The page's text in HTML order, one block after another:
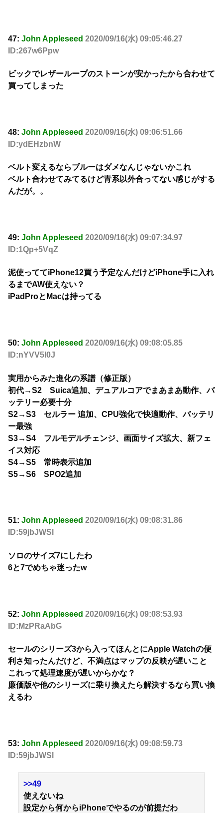
47: John Appleseed 2020/09/16(水) 09:05:46.27
ID:267w6Ppw
ビックでレザーループのストーンが安かったから合わせて
買ってしまった
48: John Appleseed 2020/09/16(水) 09:06:51.66
ID:ydEHzbnW
ベルト変えるならブルーはダメなんじゃないかこれ
ベルト合わせてみてるけど青系以外合ってない感じがする
んだが。。
49: John Appleseed 2020/09/16(水) 09:07:34.97
ID:1Qp+5VqZ
泥使っててiPhone12買う予定なんだけどiPhone手に入れ
るまでAW使えない？
iPadProとMacは持ってる
50: John Appleseed 2020/09/16(水) 09:08:05.85
ID:nYVV5l0J
実用からみた進化の系譜（修正版）
初代→S2 Suica追加、デュアルコアでまあまあ動作、バ
ッテリー必要十分
S2→S3 セルラー 追加、CPU強化で快適動作、バッテリ
ー最強
S3→S4 フルモデルチェンジ、画面サイズ拡大、新フェ
イス対応
S4→S5 常時表示追加
S5→S6 SPO2追加
51: John Appleseed 2020/09/16(水) 09:08:31.86
ID:59jbJWSl
ソロのサイズ7にしたわ
6と7でめちゃ迷ったw
52: John Appleseed 2020/09/16(水) 09:08:53.93
ID:MzPRaAbG
セールのシリーズ3から入ってほんとにApple Watchの便
利さ知ったんだけど、不満点はマップの反映が遅いこと
これって処理速度が遅いからかな？
廉価版や他のシリーズに乗り換えたら解決するなら買い換
えるわ
53: John Appleseed 2020/09/16(水) 09:08:59.73
ID:59jbJWSl
>>49
使えないね
設定から何からiPhoneでやるのが前提だわ